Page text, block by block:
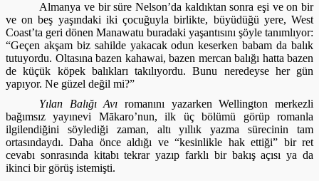
Almanya ve bir süre Nelson’da kaldıktan sonra eşi ve on bir
ve on beş yaşındaki iki çocuğuyla birlikte, büyüdüğü yere, West
Coast’ta geri dönen Manawatu buradaki yaşantısını şöyle tanımlıyor:
“Geçen akşam biz sahilde yakacak odun keserken babam da balık
tutuyordu. Oltasına bazen kahawai, bazen mercan balığı hatta bazen
de küçük köpek balıkları takılıyordu. Bunu neredeyse her gün
yapıyor. Ne güzel değil mi?”
Yılan Balığı Avı romanını yazarken Wellington merkezli
bağımsız yayınevi Mākaro’nun, ilk üç bölümü görüp romanla
ilgilendiğini söylediği zaman, altı yıllık yazma sürecinin tam
ortasındaydı. Daha önce aldığı ve “kesinlikle hak ettiği” bir ret
cevabı sonrasında kitabı tekrar yazıp farklı bir bakış açısı ya da
ikinci bir görüş istemişti.